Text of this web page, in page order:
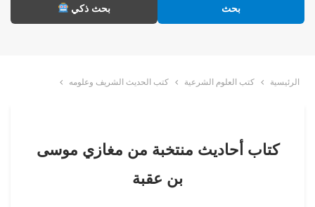
بحث بحث ذكي
الرئيسية كتب العلوم الشرعية كتب الحديث الشريف وعلومه
كتاب أحاديث منتخبة من مغازي موسى
بن عقبة